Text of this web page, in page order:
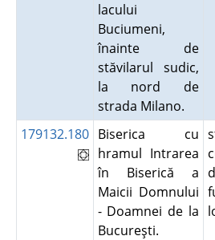
lacului
Buciumeni,
înainte de
stăvilarul sudic,
la nord de
strada Milano.
179132.180 Biserica cu
hramul Intrarea
în Biserică a
Maicii Domnului
- Doamnei de la
Bucureşti.